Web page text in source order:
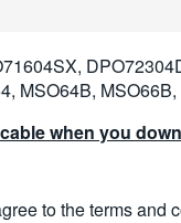
when you
to the terms and